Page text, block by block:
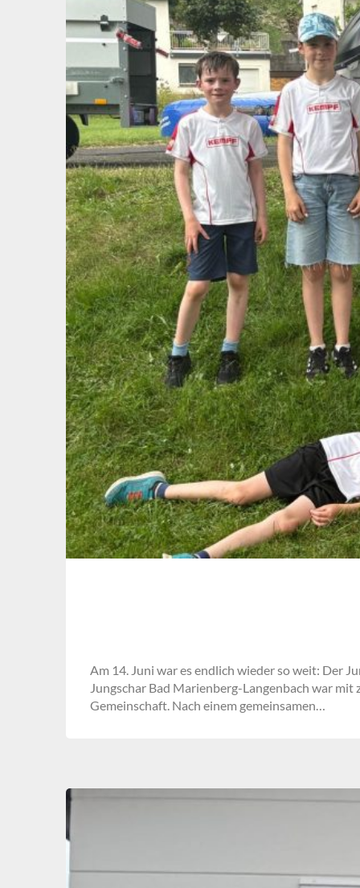
Am 14. Juni war es endlich wieder so weit: Der
Jungschar Bad Marienberg-Langenbach war
Gemeinschaft. Nach einem gemeinsamen…